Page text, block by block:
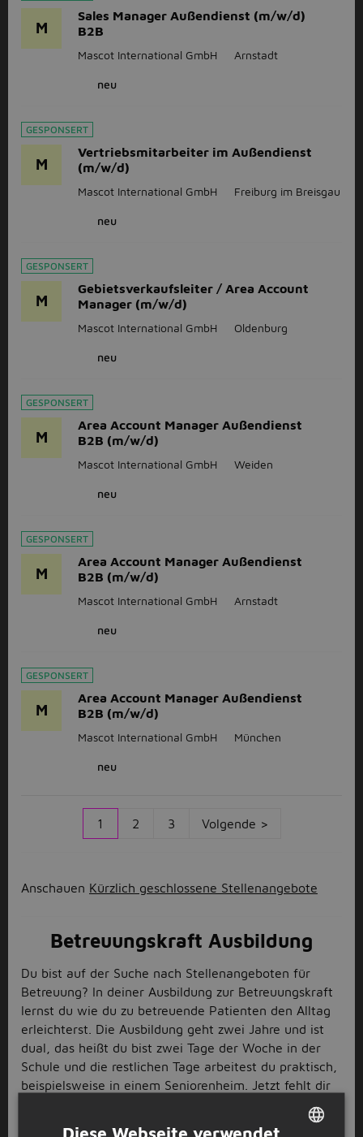
M
Sales Manager Außendienst (m/w/d)
B2B
Mascot International GmbH Arnstadt
neu
GESPONSERT
M
Vertriebsmitarbeiter im Außendienst
(m/w/d)
Mascot International GmbH Freiburg im Breisgau
neu
GESPONSERT
M
Gebietsverkaufsleiter / Area Account
Manager (m/w/d)
Mascot International GmbH Oldenburg
neu
GESPONSERT
M
Area Account Manager Außendienst
B2B (m/w/d)
Mascot International GmbH Weiden
neu
GESPONSERT
M
Area Account Manager Außendienst
B2B (m/w/d)
Mascot International GmbH Arnstadt
neu
GESPONSERT
M
Area Account Manager Außendienst
B2B (m/w/d)
Mascot International GmbH München
neu
1 2 3 Volgende >
Anschauen Kürzlich geschlossene Stellenangebote
Betreuungskraft Ausbildung
Du bist auf der Suche nach Stellenangeboten für
Betreuung? In deiner Ausbildung zur Betreuungskraft
lernst du wie du zu betreuende Patienten den Alltag
erleichterst. Die Ausbildung geht zwei Jahre und ist
dual, das heißt du bist zwei Tage der Woche in der
Schule und die restlichen Tage arbeitest du praktisch,
beispielsweise in einem Seniorenheim. Jetzt fehlt dir
nur noch der passende Job? Dann bist du hier bei uns
auf Jobbird genau richtig: Wir bekommen jeden Tag
Diese Webseite verwendet